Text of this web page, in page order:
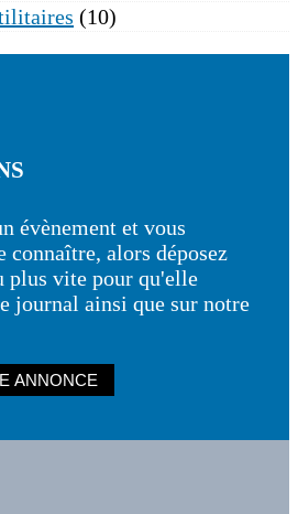
(10)
évènement et vous
connaître, alors déposez
plus vite pour qu'elle
journal ainsi que sur notre
ANNONCE